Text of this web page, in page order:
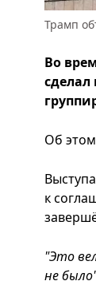
Трамп
Во
Об
к
"Это
не